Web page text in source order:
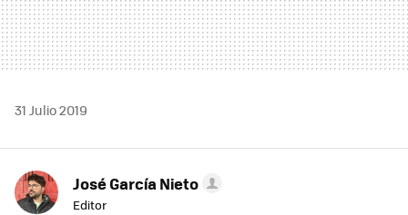
31 Julio 2019
José García Nieto
Editor